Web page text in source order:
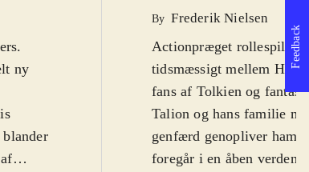
ny
By Frederik Nielsen
Actionpræget rollespil i
tidsmæssigt mellem
fans af Tolkien og
Talion og hans familie
genfærd genopliver ham
foregår i en åben verden
Feedback